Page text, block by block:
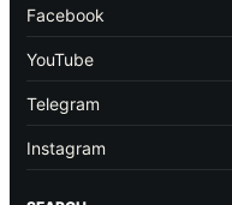
Facebook
YouTube
Telegram
Instagram